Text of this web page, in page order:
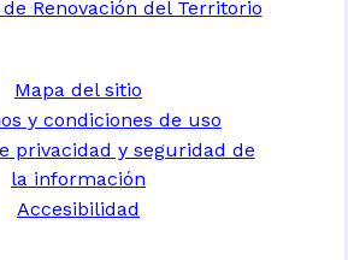
Renovación del Territorio
Mapa del sitio
y condiciones de uso
privacidad y seguridad de
la información
Accesibilidad